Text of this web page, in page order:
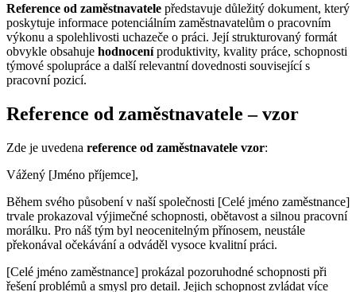
Reference od zaměstnavatele představuje důležitý dokument, který
poskytuje informace potenciálním zaměstnavatelům o pracovním
výkonu a spolehlivosti uchazeče o práci. Její strukturovaný formát
obvykle obsahuje hodnoceníproduktivity, kvality práce, schopnosti
týmové spolupráce a další relevantní dovednosti související s
pracovní pozicí.
Reference od zaměstnavatele – vzor
Zde je uvedena reference od zaměstnavatele vzor:
Vážený [Jméno příjemce],
Během svého působení v naší společnosti [Celé jméno zaměstnance]
trvale prokazoval výjimečné schopnosti, obětavost a silnou pracovní
morálku. Pro náš tým byl neocenitelným přínosem, neustále
překonával očekávání a odváděl vysoce kvalitní práci.
[Celé jméno zaměstnance] prokázal pozoruhodné schopnosti při
řešení problémů a smysl pro detail. Jejich schopnost zvládat více